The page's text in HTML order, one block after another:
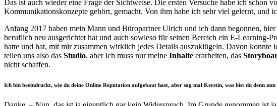
Das ist auch wieder eine Frage der Sichtweise. Die ersten Versuche habe ich
Kommunikationskonzepte gehört, gemacht. Von ihm habe ich sehr viel gelernt, und
Anfang 2017 haben mein Mann und Büropartner Ulrich und ich dann begonnen,
beruflich neu ausgerichtet hat und auch sowieso für seinen Bereich ein E-Learning-
hatte und hat, mit mir zusammen wirklich jedes Details auszuklügeln. Davon
teilen uns also das Studio, aber ich muss nur meine Inhalte erarbeiten, das
nicht schaffen.
Ich bin beeindruckt, wie du deine Online Reputation aufgebaut hast, aber sag mal Kerstin, was bist du denn